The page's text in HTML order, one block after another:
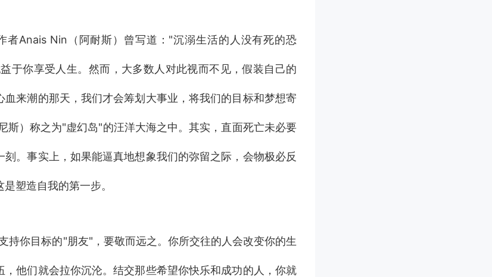
者Anais Nin（阿耐斯）曾写道："沉溺生活的人没有死的恐
于你享受人生。然而，大多数人对此视而不见，假装自己的
血来潮的那天，我们才会筹划大事业，将我们的目标和梦想寄
斯）称之为"虚幻岛"的汪洋大海之中。其实，直面死亡未必要
刻。事实上，如果能逼真地想象我们的弥留之际，会物极必反
塑造自我的第一步。
持你目标的"朋友"，要敬而远之。你所交往的人会改变你的生
，他们就会拉你沉沦。结交那些希望你快乐和成功的人，你就